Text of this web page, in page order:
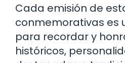
Cada emisión de
conmemorativas es
para recordar y
históricos,